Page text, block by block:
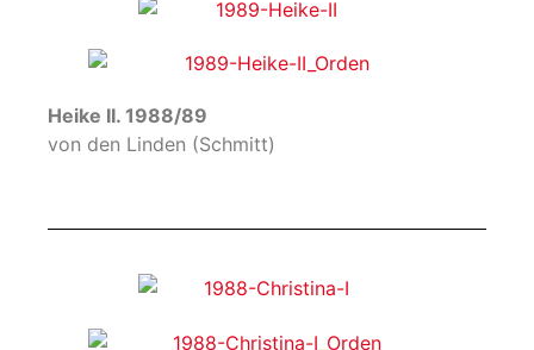
Heike II. 1988/89
von den Linden (Schmitt)